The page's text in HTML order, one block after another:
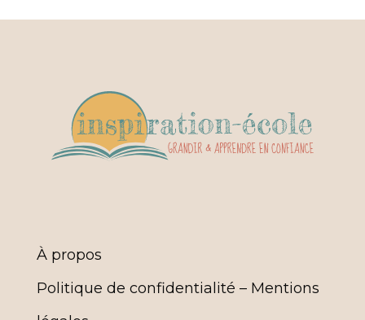
À propos
Politique de confidentialité – Mentions